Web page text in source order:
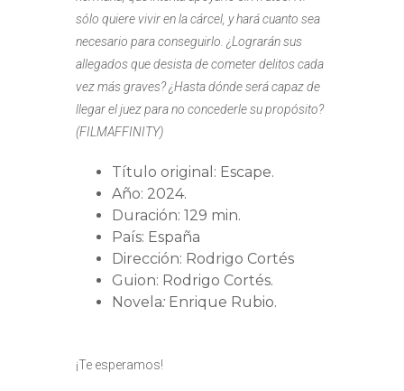
sólo quiere vivir en la cárcel, y hará cuanto sea
necesario para conseguirlo. ¿Lograrán sus
allegados que desista de cometer delitos cada
vez más graves? ¿Hasta dónde será capaz de
llegar el juez para no concederle su propósito?
(FILMAFFINITY)
Título original: Escape.
Año: 2024.
Duración: 129 min.
País: España
Dirección: Rodrigo Cortés
Guion: Rodrigo Cortés.
Novela: Enrique Rubio.
¡Te esperamos!